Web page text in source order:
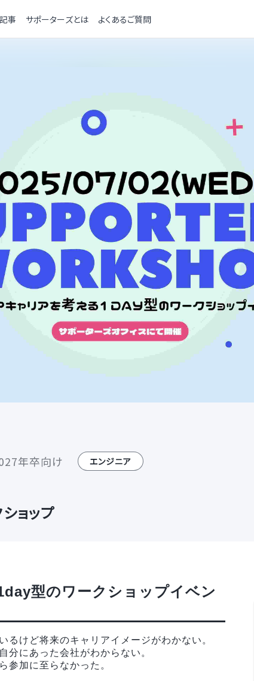
事 サポーターズとは よくあるご質問
年卒向け エンジニア
ョップ
型のワークショップイベン
けど将来のキャリアイメージがわかない。
分にあった会社がわからない。
参加に至らなかった。